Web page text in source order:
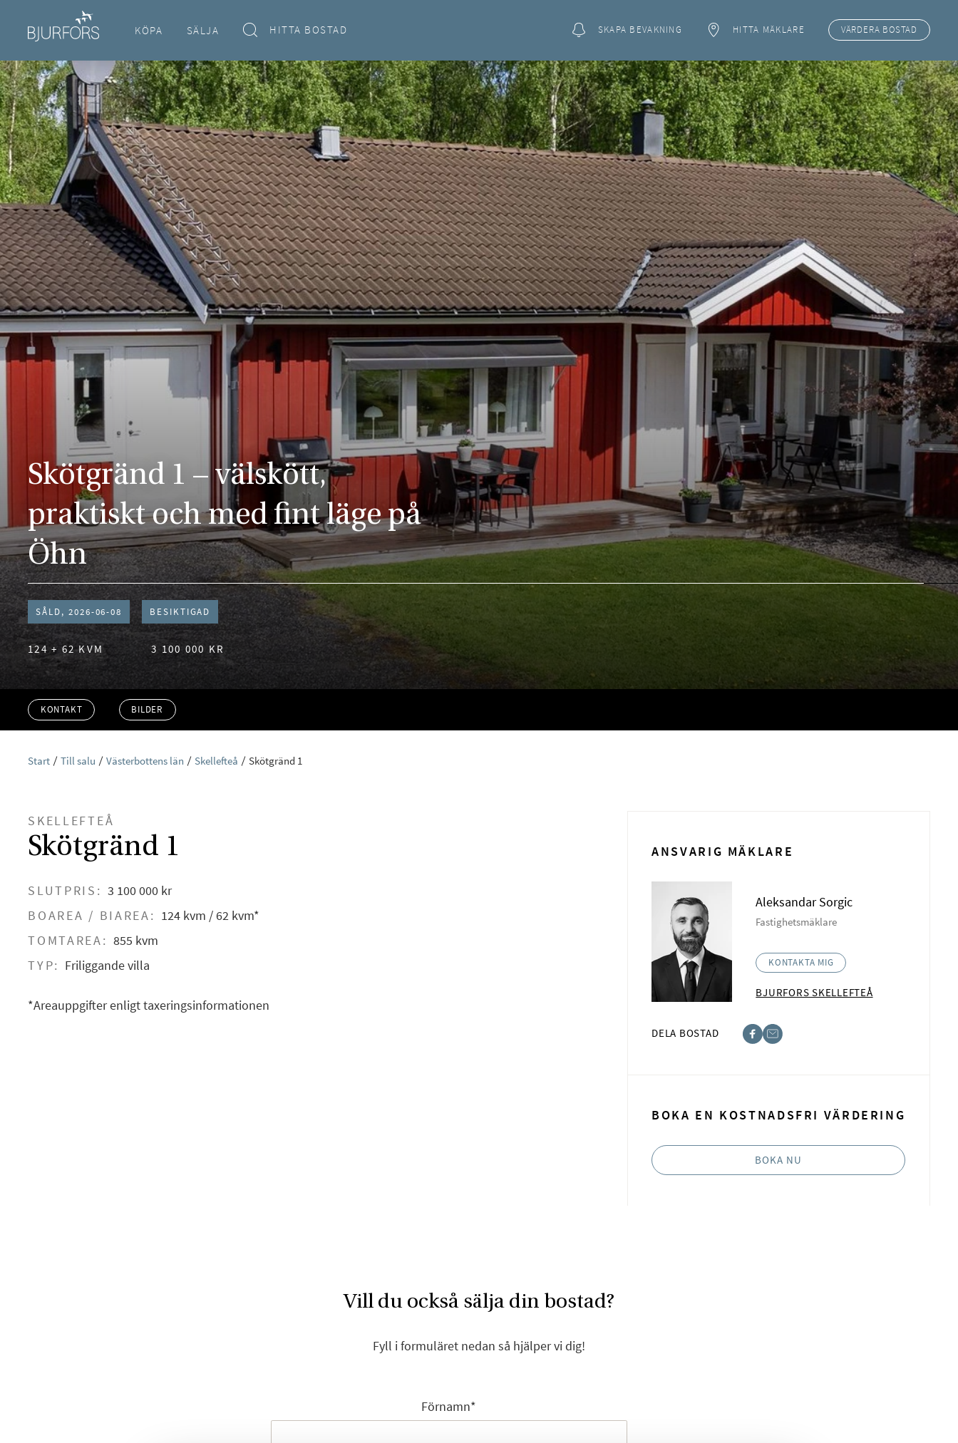
KÖPA SÄLJA HITTA BOSTAD SKAPA BEVAKNING HITTA MÄKLARE VÄRDERA BOSTAD
Skötgränd 1 – välskött,
praktiskt och med fint läge på
Öhn
SÅLD, 2026-06-08 BESIKTIGAD
124 + 62 KVM 3 100 000 KR
KONTAKT BILDER
Start Till salu Västerbottens län Skellefteå Skötgränd 1
SKELLEFTEÅ
Skötgränd 1
SLUTPRIS: 3 100 000 kr
BOAREA / BIAREA: 124 kvm / 62 kvm*
TOMTAREA: 855 kvm
TYP: Friliggande villa
*Areauppgifter enligt taxeringsinformationen
ANSVARIG MÄKLARE
Aleksandar Sorgic
Fastighetsmäklare
KONTAKTA MIG
BJURFORS SKELLEFTEÅ
DELA BOSTAD
BOKA EN KOSTNADSFRI VÄRDERING
BOKA NU
Vill du också sälja din bostad?
Fyll i formuläret nedan så hjälper vi dig!
Förnamn*